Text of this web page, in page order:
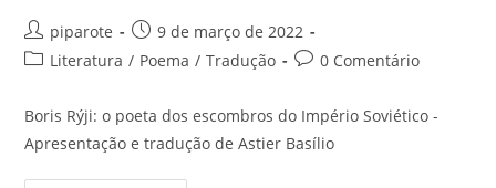
piparote
9 de março de 2022
Literatura / Poema / Tradução 0 Comentário
Boris Rýji: o poeta dos escombros do Império Soviético -
Apresentação e tradução de Astier Basílio